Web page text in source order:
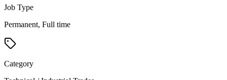
Job Type
Permanent, Full time
Category